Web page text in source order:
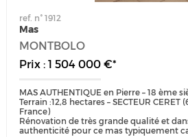
ref. n° 1912
Mas
MONTBOLO
Prix : 1 504 000 €*
MAS AUTHENTIQUE en Pierre – 18 ème
Terrain :12,8 hectares – SECTEUR CERET
France)
Rénovation de très grande qualité et
authenticité pour ce mas typiquement